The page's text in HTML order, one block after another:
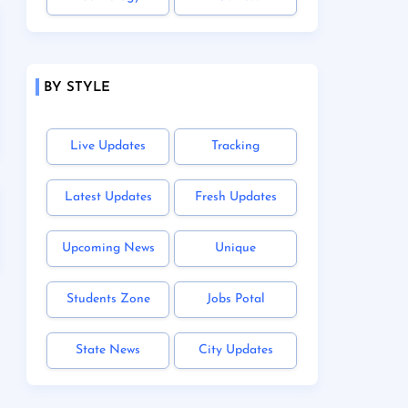
BY STYLE
Live Updates Tracking
Latest Updates Fresh Updates
Upcoming News Unique
Students Zone Jobs Potal
State News City Updates